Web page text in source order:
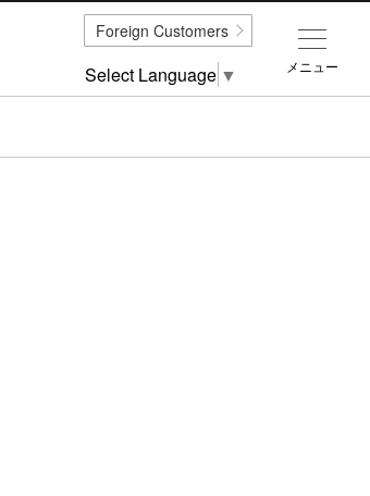
メニュー
Foreign Customers
Select Language ▼